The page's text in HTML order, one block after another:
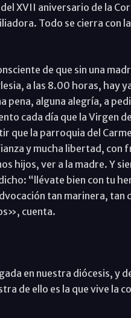
XVII aniversario de la
Todo se cierra con
de que sin una
a las 8.00 horas, hay
pena, alguna alegría, a
cada día que la Virgen
que la parroquia del
y mucha libertad, con
hijos, ver a la madre. Y
“llévate bien con tu
tan marinera, tan
cuenta.
en nuestra diócesis, y
de ello es la que vive la